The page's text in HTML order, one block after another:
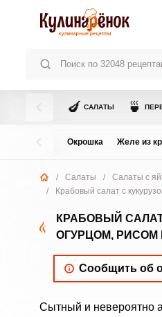
🍆 САЛАТЫ 🍵
Окрошка Желе из
/ Салаты /
Салаты с
/
Крабовый салат с
КРАБОВЫЙ
ОГУРЦОМ, РИСОМ
Сообщить об
Сытный и невероятно